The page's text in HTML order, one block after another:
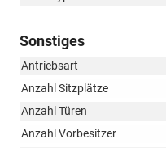
Sonstiges
Antriebsart
Anzahl Sitzplätze
Anzahl Türen
Anzahl Vorbesitzer